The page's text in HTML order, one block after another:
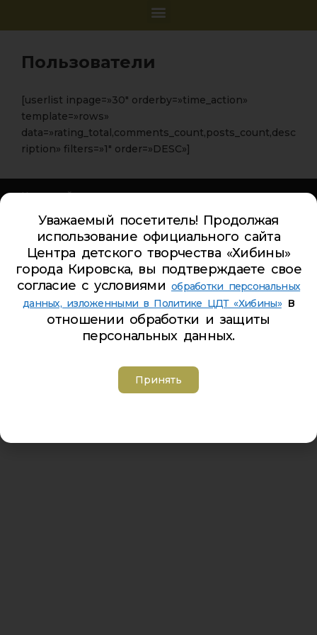
Пользователи
[userlist inpage=»30″ orderby=»time_action»
template=»rows»
data=»rating_total,comments_count,posts_count,desc
ription» filters=»1″ order=»DESC»]
Карта сайта
Обратная связь
Гостевая книга
Турбаза ЦДТ «ХИБИНЫ»
Телефон Ленина 5:5-44-85
Телефон Ленина 9а:4-84-99
Телефон Дзержинского 9а:5-94-00
Телефон Советская 8:5-26-84
https://vk.com/cdthibiny
Уважаемый посетитель! Продолжая
использование официального сайта
Центра детского творчества «Хибины»
города Кировска, вы подтверждаете свое
согласие с условиями обработки персональных
данных, изложенными в Политике ЦДТ «Хибины»в
отношении обработки и защиты
персональных данных.
Принять